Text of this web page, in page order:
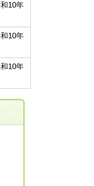
10年
10年
10年